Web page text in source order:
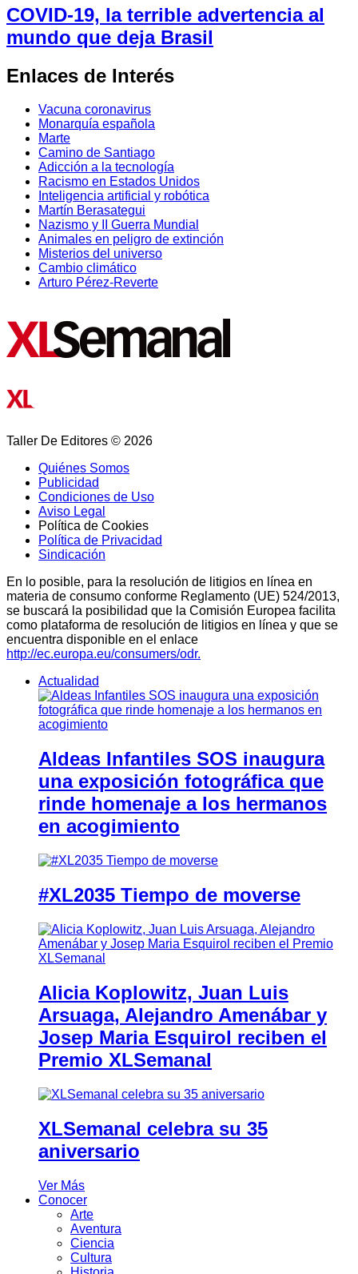
COVID-19, la terrible advertencia al
mundo que deja Brasil
Enlaces de Interés
Vacuna coronavirus
Monarquía española
Marte
Camino de Santiago
Adicción a la tecnología
Racismo en Estados Unidos
Inteligencia artificial y robótica
Martín Berasategui
Nazismo y II Guerra Mundial
Animales en peligro de extinción
Misterios del universo
Cambio climático
Arturo Pérez-Reverte
Taller De Editores © 2026
Quiénes Somos
Publicidad
Condiciones de Uso
Aviso Legal
Política de Cookies
Política de Privacidad
Sindicación
En lo posible, para la resolución de litigios en línea en
materia de consumo conforme Reglamento (UE) 524/2013,
se buscará la posibilidad que la Comisión Europea facilita
como plataforma de resolución de litigios en línea y que se
encuentra disponible en el enlace
http://ec.europa.eu/consumers/odr.
Actualidad
Aldeas Infantiles SOS inaugura
una exposición fotográfica que
rinde homenaje a los hermanos
en acogimiento
#XL2035 Tiempo de moverse
Alicia Koplowitz, Juan Luis
Arsuaga, Alejandro Amenábar y
Josep Maria Esquirol reciben el
Premio XLSemanal
XLSemanal celebra su 35
aniversario
Ver Más
Conocer
Arte
Aventura
Ciencia
Cultura